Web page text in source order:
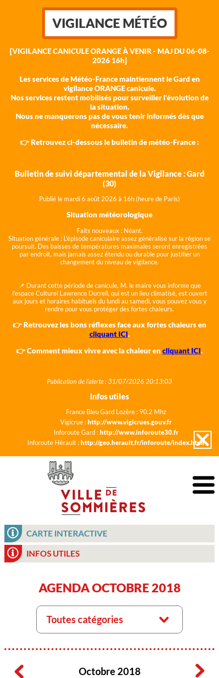
VIGILANCE MÉTÉO
[VIGILANCE CANICULE ORANGE À VENIR - MAJ DU 06-08-
2026 16h]
Les services de Météo-France maintiennent le Gard en
vigilance ORANGE canicule.
Nos services restent mobilisés pour surveiller l'évolution de
la situation.
Nous ne manquerons pas de vous tenir informés dès que
nécessaire.
👉 Retrouvez ci-dessous le bulletin de météo-France :
Bulletin de suivi départemental de la Vigilance : Gard
(30)
Publié le mardi 6 août 2026 à 16h (heure de Paris)
Situation météorologique
Faits nouveaux : Néant.
Situation générale : L'épisode caniculaire assez généralisé sur la région se
poursuit. Des baisses de températures maximales seront enregistrées
par endroit, mais jamais assez étendu ou durable pour justifier un
changement du niveau de vigilance.
📌 Durant cette période de canicule, M. le maire vous informe que
l'espace Culturel Lawrence Durrell, qui est un lieu climatisé, est ouvert
aux jours et horaires habituels du lundi au samedi, vous pouvez vous y
rendre pour vous protéger des fortes chaleurs.
👉 Retrouvez les bons réflexes face aux fortes chaleurs en
cliquant ICI.
👉 Comment mieux vivre avec la chaleur en cliquant ICI.
Publication de l'alerte : 31/07/2026 20:13:03
Infos utiles
France Bleu Gard Lozère : 90.2 Mhz
Vigicrue :http://www.vigicrues.gouv.fr
Inforoute Gard :http://www.inforoute30.fr
Inforoute Hérault :http://geo.herault.fr/inforoute/index.html
CARTE INTERACTIVE
INFOS UTILES
AGENDA OCTOBRE 2018
Toutes catégories
Octobre 2018